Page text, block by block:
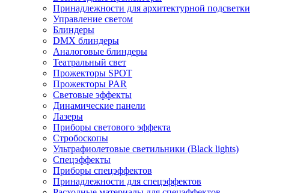
Принадлежности для архитектурной подсветки
Управление светом
Блиндеры
DMX блиндеры
Аналоговые блиндеры
Театральный свет
Прожекторы SPOT
Прожекторы PAR
Световые эффекты
Динамические панели
Лазеры
Приборы светового эффекта
Стробоскопы
Ультрафиолетовые светильники (Black lights)
Спецэффекты
Приборы спецэффектов
Принадлежности для спецэффектов